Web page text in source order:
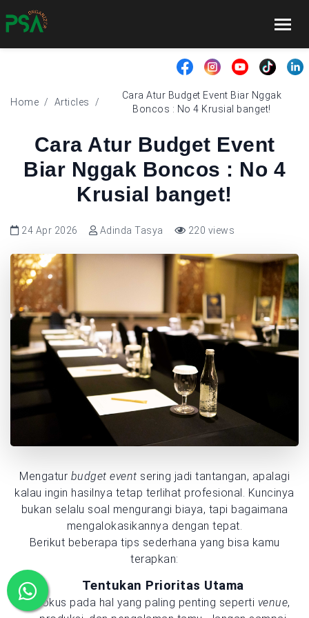
Home / Articles /
Cara Atur Budget Event Biar Nggak
Boncos : No 4 Krusial banget!
Cara Atur Budget Event
Biar Nggak Boncos : No 4
Krusial banget!
24 Apr 2026 Adinda Tasya 220 views
Mengatur budget event sering jadi tantangan, apalagi
kalau ingin hasilnya tetap terlihat profesional. Kuncinya
bukan selalu soal mengurangi biaya, tapi bagaimana
mengalokasikannya dengan tepat.
Berikut beberapa tips sederhana yang bisa kamu
terapkan:
Tentukan Prioritas Utama
Fokus pada hal yang paling penting seperti venue,